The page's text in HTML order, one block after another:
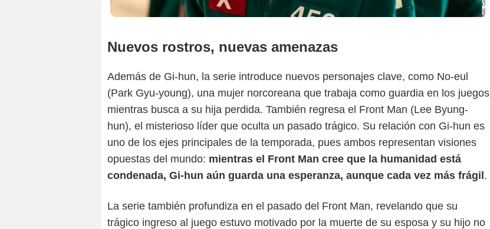
Nuevos rostros, nuevas amenazas
Además de Gi-hun, la serie introduce nuevos personajes clave, como No-eul
(Park Gyu-young), una mujer norcoreana que trabaja como guardia en los juegos
mientras busca a su hija perdida. También regresa el Front Man (Lee Byung-
hun), el misterioso líder que oculta un pasado trágico. Su relación con Gi-hun es
uno de los ejes principales de la temporada, pues ambos representan visiones
opuestas del mundo: mientras el Front Man cree que la humanidad está
condenada, Gi-hun aún guarda una esperanza, aunque cada vez más frágil.
La serie también profundiza en el pasado del Front Man, revelando que su
trágico ingreso al juego estuvo motivado por la muerte de su esposa y su hijo no